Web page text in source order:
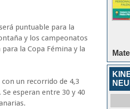
puntuable para la
y los campeonatos
la Copa Fémina y la
un recorrido de 4,3
esperan entre 30 y 40